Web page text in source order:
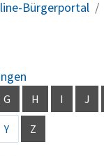
Bürgerportal
G H I J
Y Z